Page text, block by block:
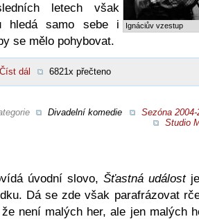
Ignáciův vzestup
letech však
hledá samo sebe i
se mělo pohybovat.
Číst dál 6821x přečteno
Divadelní komedie
Sezóna 2004-
Studio
úvodní slovo, Šťastná událost
Dá se zde však parafrázovat
není malých her, ale jen malých